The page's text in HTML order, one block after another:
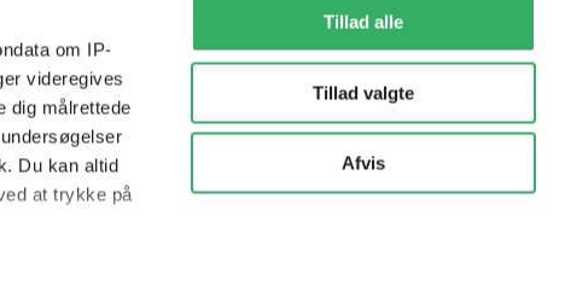
om IP-
videregives
dig målrettede
Du kan altid
at trykke på
Tillad alle
Tillad valgte
Afvis